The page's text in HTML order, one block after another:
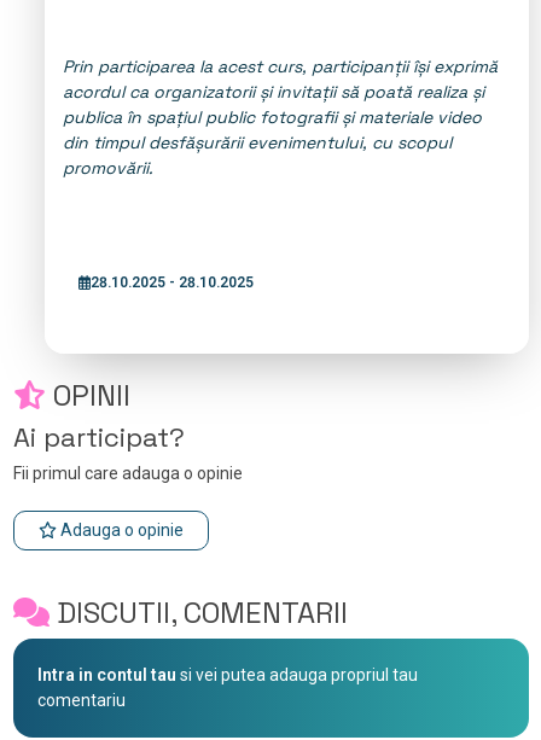
Prin participarea la acest curs, participanții își exprimă
acordul ca organizatorii și invitații să poată realiza și
publica în spațiul public fotografii și materiale video
din timpul desfășurării evenimentului, cu scopul
promovării.
28.10.2025 - 28.10.2025
OPINII
Ai participat?
Fii primul care adauga o opinie
Adauga o opinie
DISCUTII, COMENTARII
Intra in contul tau si vei putea adauga propriul tau
comentariu